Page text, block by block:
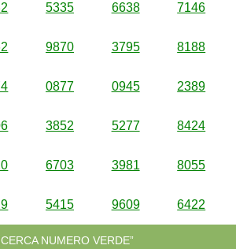
5335 6638 7146
9870 3795 8188
0877 0945 2389
3852 5277 8424
6703 3981 8055
5415 9609 6422
NUMERO VERDE”